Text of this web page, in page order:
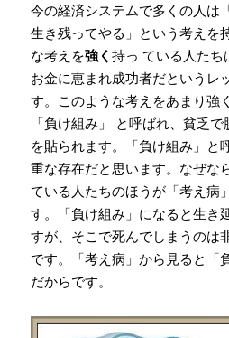
今の経済システムで多くの人は
生き残ってやる」という考えを
な考えを強く 持っ ている人たち
お金に恵まれ成功者だというレ
す。このような考えをあまり強
「負け組み」 と呼ばれ、貧乏
を貼られます。「負け組み」と
重な存在だと思います。なぜな
ている人たちのほうが「考え病
す。「負け組み」になると生き
すが、そこで死んでしまうのは
です。「考え病」から見ると「
だからです。